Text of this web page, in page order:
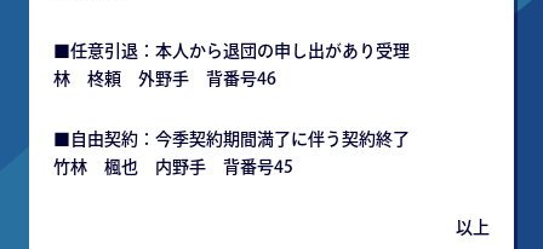
■任意引退：本人から退団の申し出があり受理
林 柊頼 外野手 背番号46
■自由契約：今季契約期間満了に伴う契約終了
竹林 楓也 内野手 背番号45
以上